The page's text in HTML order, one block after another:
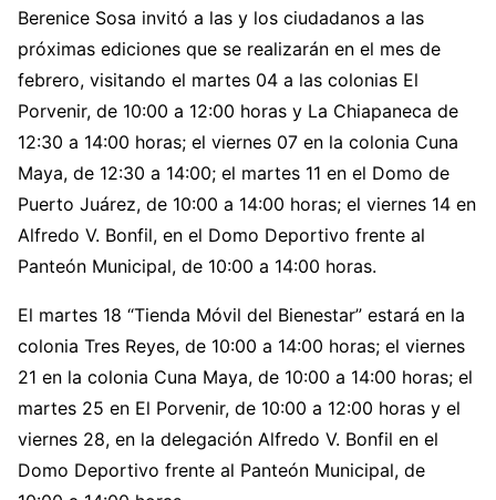
Berenice Sosa invitó a las y los ciudadanos a las
próximas ediciones que se realizarán en el mes de
febrero, visitando el martes 04 a las colonias El
Porvenir, de 10:00 a 12:00 horas y La Chiapaneca de
12:30 a 14:00 horas; el viernes 07 en la colonia Cuna
Maya, de 12:30 a 14:00; el martes 11 en el Domo de
Puerto Juárez, de 10:00 a 14:00 horas; el viernes 14 en
Alfredo V. Bonfil, en el Domo Deportivo frente al
Panteón Municipal, de 10:00 a 14:00 horas.
El martes 18 “Tienda Móvil del Bienestar” estará en la
colonia Tres Reyes, de 10:00 a 14:00 horas; el viernes
21 en la colonia Cuna Maya, de 10:00 a 14:00 horas; el
martes 25 en El Porvenir, de 10:00 a 12:00 horas y el
viernes 28, en la delegación Alfredo V. Bonfil en el
Domo Deportivo frente al Panteón Municipal, de